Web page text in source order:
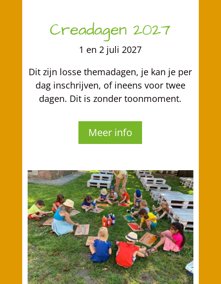
Creadagen 2027
1 en 2 juli 2027
Dit zijn losse themadagen, je kan je per
dag inschrijven, of ineens voor twee
dagen. Dit is zonder toonmoment.
Meer info